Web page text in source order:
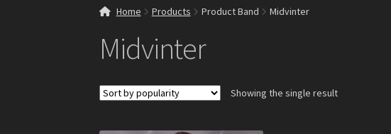
Home Products Product Band Midvinter
Midvinter
Showing the single result